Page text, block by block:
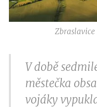
V době
městečka
vojáky